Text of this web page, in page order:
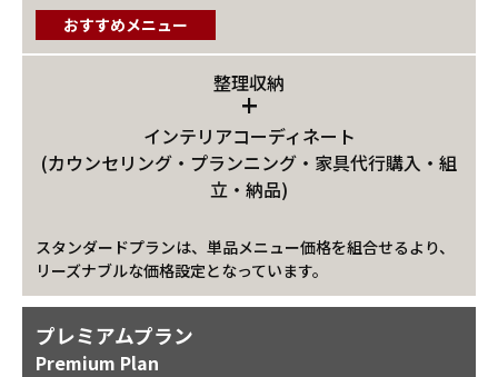
おすすめメニュー
整理収納
+
インテリアコーディネート
(カウンセリング・プランニング・家具代行購入・組
立・納品)
スタンダードプランは、単品メニュー価格を組合せるより、
リーズナブルな価格設定となっています。
プレミアムプラン
Premium Plan